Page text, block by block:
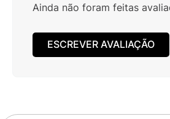
Ainda não foram feitas
ESCREVER AVALIAÇÃO